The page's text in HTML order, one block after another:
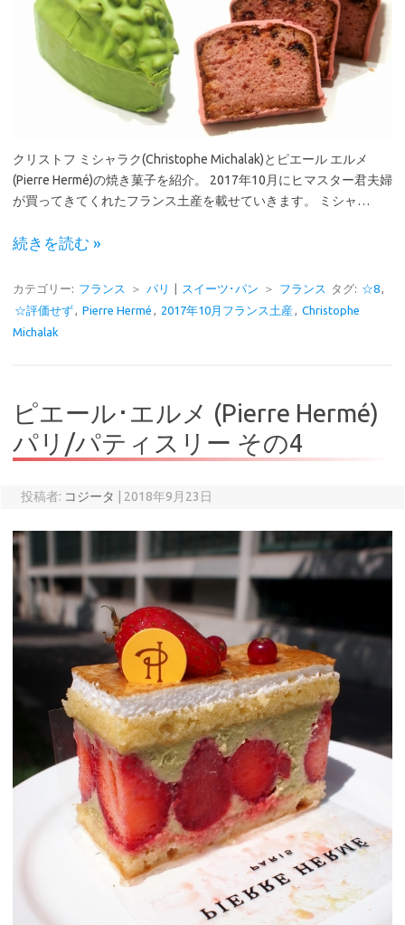
クリストフ ミシャラク(Christophe Michalak)とピエール エルメ
(Pierre Hermé)の焼き菓子を紹介。 2017年10月にヒマスター君夫婦
が買ってきてくれたフランス土産を載せていきます。 ミシャ…
続きを読む »
カテゴリー: フランス ＞ パリ スイーツ･パン ＞ フランス タグ: ☆8,
☆評価せず, Pierre Hermé , 2017年10月フランス土産, Christophe
Michalak
ピエール･エルメ (Pierre Hermé)
パリ/パティスリー その4
投稿者: コジータ 2018年9月23日